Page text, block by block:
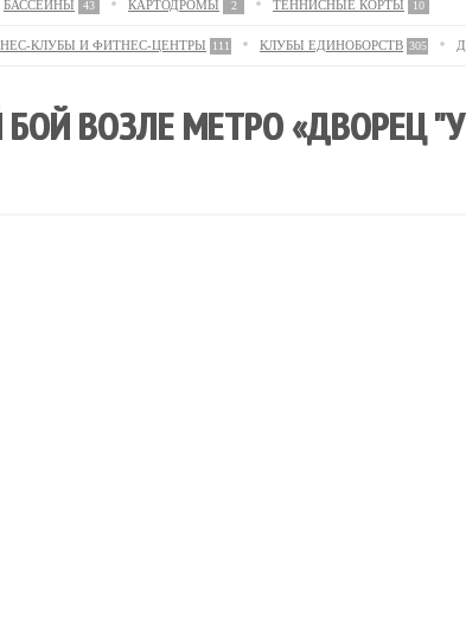
БАССЕЙНЫ 43 КАРТОДРОМЫ 2 ТЕННИСНЫЕ КОРТЫ 10
КЛУБЫ И ФИТНЕС-ЦЕНТРЫ 111 КЛУБЫ ЕДИНОБОРСТВ 305
ВОЗЛЕ МЕТРО «ДВОРЕЦ